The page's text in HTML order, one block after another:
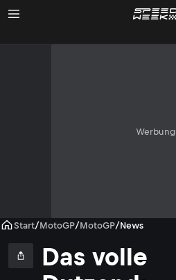
Werbung
Start/MotoGP/MotoGP/News
Das volle